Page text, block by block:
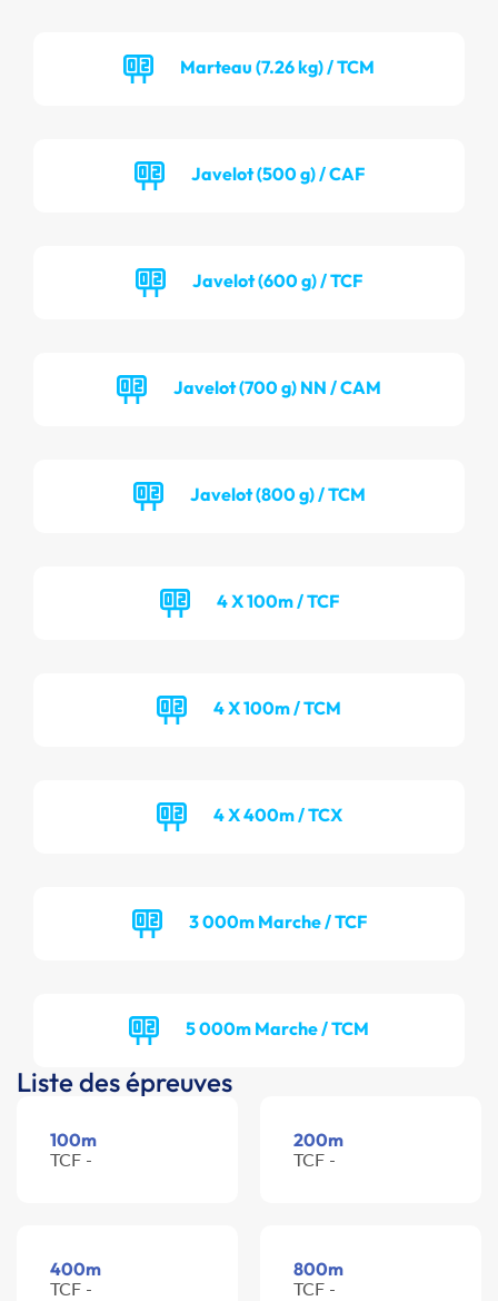
Marteau (7.26 kg) / TCM
Javelot (500 g) / CAF
Javelot (600 g) / TCF
Javelot (700 g) NN / CAM
Javelot (800 g) / TCM
4 X 100m / TCF
4 X 100m / TCM
4 X 400m / TCX
3 000m Marche / TCF
5 000m Marche / TCM
Liste des épreuves
100m
TCF -
200m
TCF -
400m
TCF -
800m
TCF -